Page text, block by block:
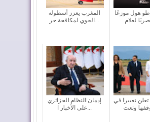
المغرب يعزز أسطوله
الجوي لمكافحة حر...
هول موزعًا
إدمان النظام الجزائري
على الأخبار ا...
تعلن تغييرا في